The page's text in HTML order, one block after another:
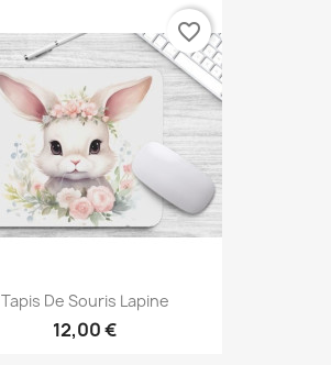
Tapis De Souris Lapine
12,00 €
favorite_border